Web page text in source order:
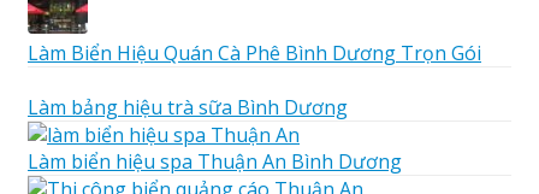
Làm Biển Hiệu Quán Cà Phê Bình Dương Trọn Gói
Làm bảng hiệu trà sữa Bình Dương
Làm biển hiệu spa Thuận An Bình Dương